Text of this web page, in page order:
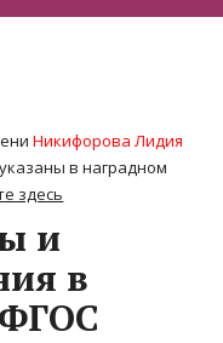
Никифорова Лидия
в наградном
здесь
и
в